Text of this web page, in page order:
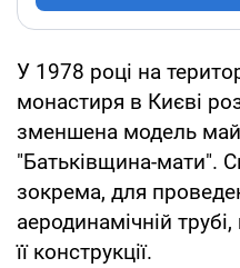
У 1978 році на
монастиря в Києві
зменшена модель
"Батьківщина-мати".
зокрема, для
аеродинамічній
її конструкції.